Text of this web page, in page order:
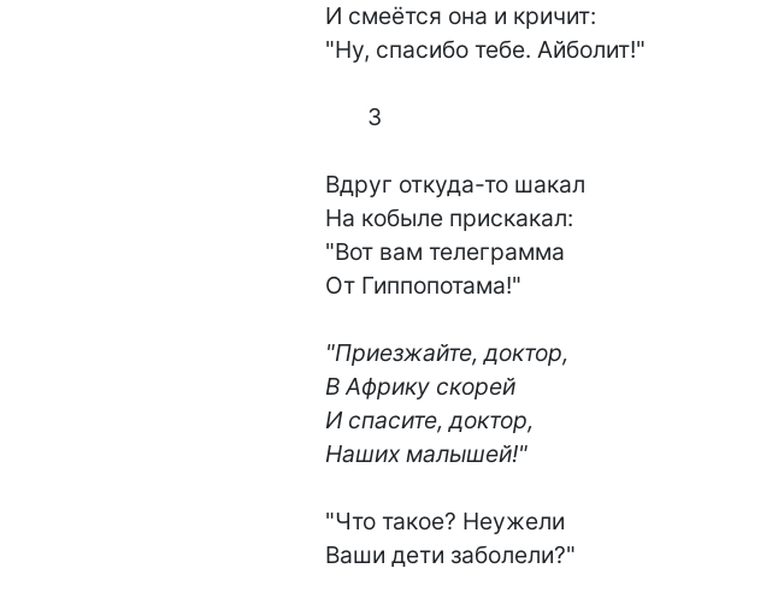
И смеётся она и кричит:
"Ну, спасибо тебе. Айболит!"
Вдруг откуда-то шакал
На кобыле прискакал:
"Вот вам телеграмма
От Гиппопотама!"
"Приезжайте, доктор,
В Африку скорей
И спасите, доктор,
Наших малышей!"
"Что такое? Неужели
Ваши дети заболели?"